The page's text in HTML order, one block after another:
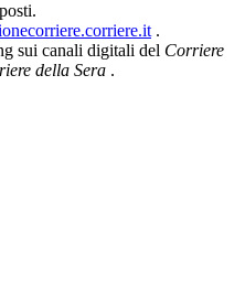
.
sui canali digitali del Corriere
della Sera .